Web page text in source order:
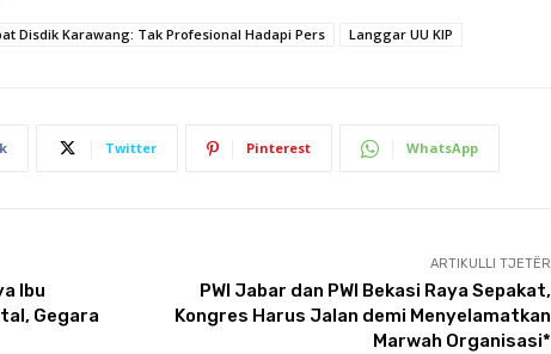
Disdik Karawang: Tak Profesional Hadapi Pers Langgar UU KIP
Twitter Pinterest WhatsApp
Ibu
Gegara
ARTIKULLI TJETËR
PWI Jabar dan PWI Bekasi Raya Sepakat,
Kongres Harus Jalan demi Menyelamatkan
Marwah Organisasi*